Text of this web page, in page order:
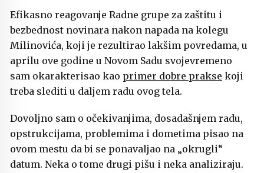
Efikasno reagovanje Radne grupe za zaštitu i
bezbednost novinara nakon napada na kolegu
Milinovića, koji je rezultirao lakšim povredama, u
aprilu ove godine u Novom Sadu svojevremeno
sam okarakterisao kao primer dobre prakse koji
treba slediti u daljem radu ovog tela.
Dovoljno sam o očekivanjima, dosadašnjem radu,
opstrukcijama, problemima i dometima pisao na
ovom mestu da bi se ponavaljao na „okrugli“
datum. Neka o tome drugi pišu i neka analiziraju.